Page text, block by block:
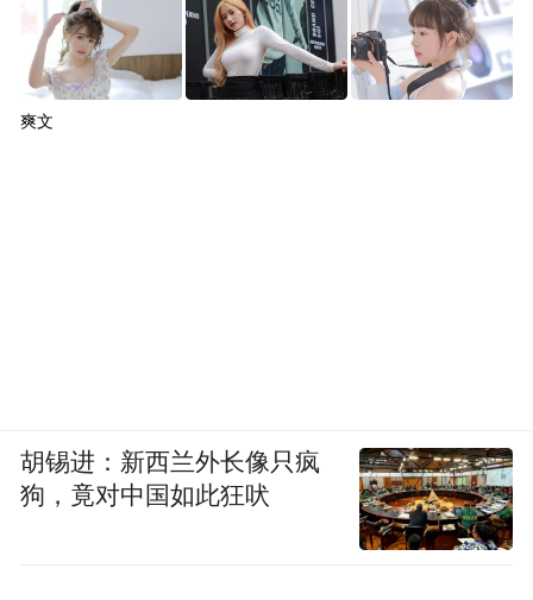
爽文
胡锡进：新西兰外长像只疯
狗，竟对中国如此狂吠